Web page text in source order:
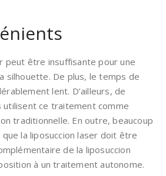
peut être insuffisante pour une
silhouette. De plus, le temps de
lent. D’ailleurs, de
utilisent ce traitement comme
traditionnelle. En outre, beaucoup
la liposuccion laser doit être
de la liposuccion
à un traitement autonome.